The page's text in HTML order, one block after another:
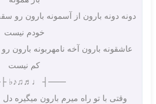
دونه دونه بارون از آسمونه بارون رو
خودم نیست
عاشقونه بارون آخه نامهربونه بارون
کم نیست
♩♬♫♪♭ ├───
وقتی با تو راه میرم بارون میگیره